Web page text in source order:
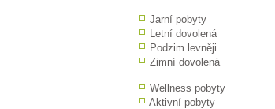
Jarní pobyty
Letní dovolená
Podzim levněji
Zimní dovolená
Wellness pobyty
Aktivní pobyty